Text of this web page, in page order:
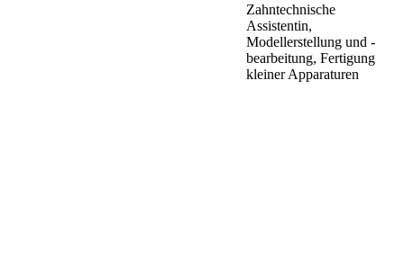
Zahntechnische
Assistentin,
Modellerstellung und -
bearbeitung, Fertigung
kleiner Apparaturen